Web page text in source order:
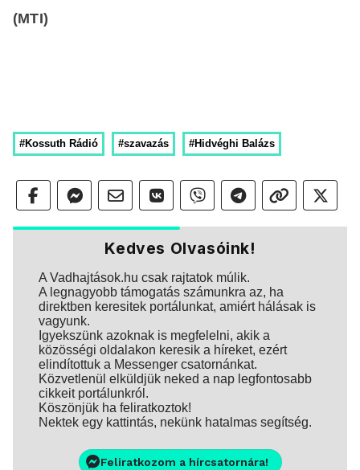
(MTI)
#Kossuth Rádió #szavazás #Hidvéghi Balázs
Kedves Olvasóink!
A Vadhajtások.hu csak rajtatok múlik.
A legnagyobb támogatás számunkra az, ha
direktben keresitek portálunkat, amiért hálásak is
vagyunk.
Igyekszünk azoknak is megfelelni, akik a
közösségi oldalakon keresik a híreket, ezért
elindítottuk a Messenger csatornánkat.
Közvetlenül elküldjük neked a nap legfontosabb
cikkeit portálunkról.
Köszönjük ha feliratkoztok!
Nektek egy kattintás, nekünk hatalmas segítség.
Feliratkozom a hírcsatornára!